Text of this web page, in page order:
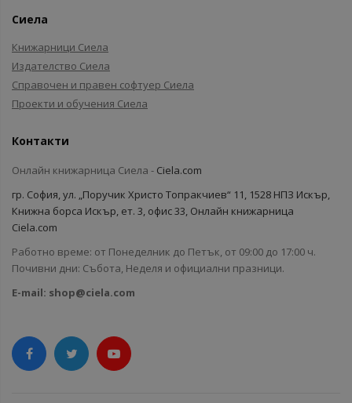
Сиела
Книжарници Сиела
Издателство Сиела
Справочен и правен софтуер Сиела
Проекти и обучения Сиела
Контакти
Онлайн книжарница Сиела - Ciela.com
гр. София, ул. „Поручик Христо Топракчиев“ 11, 1528 НПЗ Искър,
Книжна борса Искър, ет. 3, офис 33, Онлайн книжарница
Ciela.com
Работно време: от Понеделник до Петък, от 09:00 до 17:00 ч.
Почивни дни: Събота, Неделя и официални празници.
E-mail: shop@ciela.com